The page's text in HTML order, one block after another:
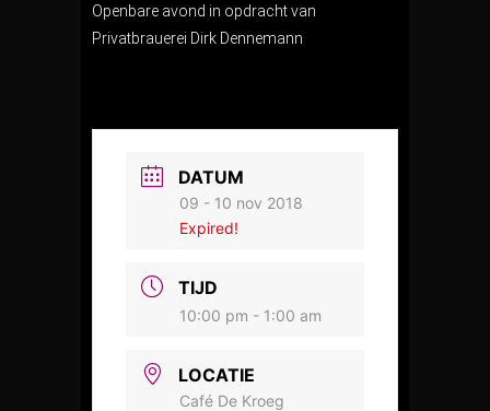
Openbare avond in opdracht van
Privatbrauerei Dirk Dennemann
DATUM
09 - 10 nov 2018
Expired!
TIJD
10:00 pm - 1:00 am
LOCATIE
Café De Kroeg